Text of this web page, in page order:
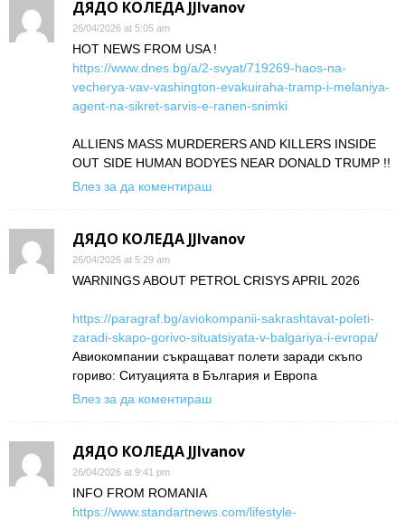
ДЯДО КОЛЕДА JJIvanov
26/04/2026 at 5:05 am
HOT NEWS FROM USA !
https://www.dnes.bg/a/2-svyat/719269-haos-na-
vecherya-vav-vashington-evakuiraha-tramp-i-melaniya-
agent-na-sikret-sarvis-e-ranen-snimki
ALLIENS MASS MURDERERS AND KILLERS INSIDE
OUT SIDE HUMAN BODYES NEAR DONALD TRUMP !!
Влез за да коментираш
ДЯДО КОЛЕДА JJIvanov
26/04/2026 at 5:29 am
WARNINGS ABOUT PETROL CRISYS APRIL 2026
https://paragraf.bg/aviokompanii-sakrashtavat-poleti-
zaradi-skapo-gorivo-situatsiyata-v-balgariya-i-evropa/
Авиокомпании съкращават полети заради скъпо
гориво: Ситуацията в България и Европа
Влез за да коментираш
ДЯДО КОЛЕДА JJIvanov
26/04/2026 at 9:41 pm
INFO FROM ROMANIA
https://www.standartnews.com/lifestyle-